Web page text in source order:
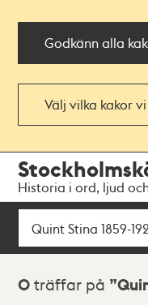
Godkänn alla
Välj vilka kakor
navigationen
huvudinnehållet
Historia i ord, ljud
Sök
Sökresultat
0 träffar på